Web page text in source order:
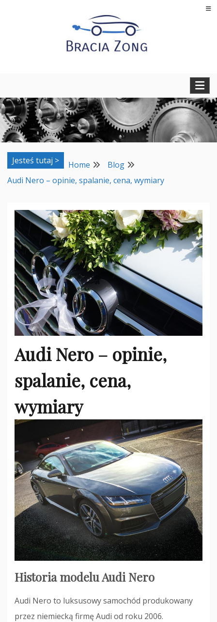
Jesteś tutaj > Home
Blog
Audi Nero – opinie, spalanie, cena, wymiary
Audi Nero – opinie,
spalanie, cena,
wymiary
Historia modelu Audi Nero
Audi Nero to luksusowy samochód produkowany
przez niemiecką firmę Audi od roku 2006.